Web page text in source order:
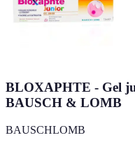
BLOXAPHTE - Gel
BAUSCH & LOMB
BAUSCHLOMB